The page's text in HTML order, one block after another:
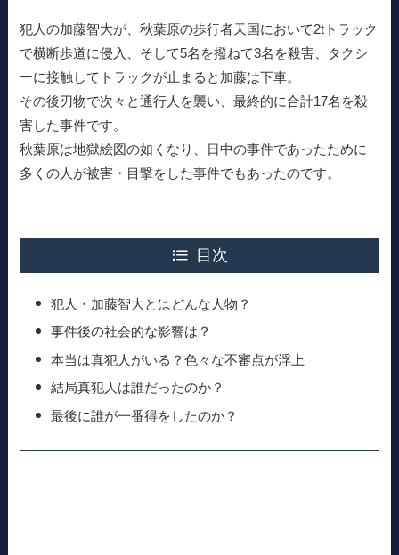
犯人の加藤智大が、秋葉原の歩行者天国において2tトラック
で横断歩道に侵入、そして5名を撥ねて3名を殺害、タクシ
ーに接触してトラックが止まると加藤は下車。
その後刃物で次々と通行人を襲い、最終的に合計17名を殺
害した事件です。
秋葉原は地獄絵図の如くなり、日中の事件であったために
多くの人が被害・目撃をした事件でもあったのです。
目次
犯人・加藤智大とはどんな人物？
事件後の社会的な影響は？
本当は真犯人がいる？色々な不審点が浮上
結局真犯人は誰だったのか？
最後に誰が一番得をしたのか？